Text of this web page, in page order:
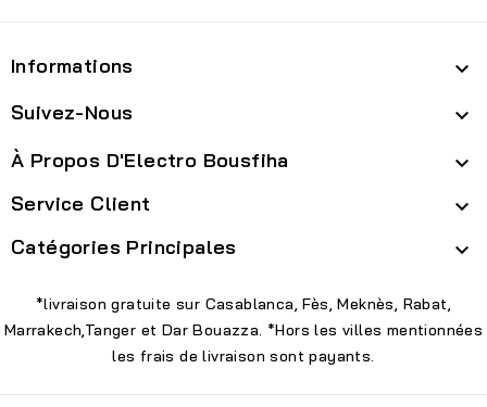
Informations 
Suivez-Nous 
À Propos D'Electro Bousfiha 
Service Client 
Catégories Principales 
*livraison gratuite sur Casablanca, Fès, Meknès, Rabat,
Marrakech,Tanger et Dar Bouazza. *Hors les villes mentionnées
les frais de livraison sont payants.